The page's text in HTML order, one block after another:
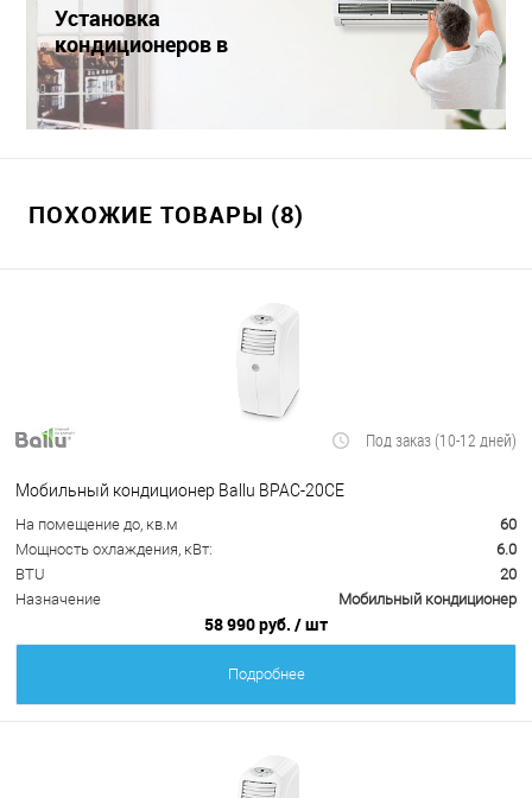
Установка
кондиционеров в
Краснодаре
ПОХОЖИЕ ТОВАРЫ (8)
Под заказ (10-12 дней)
Мобильный кондиционер Ballu BPAC-20CE
На помещение до, кв.м
60
Мощность охлаждения, кВт:
6.0
BTU
20
Назначение
Мобильный кондиционер
58 990 руб. / шт
Подробнее